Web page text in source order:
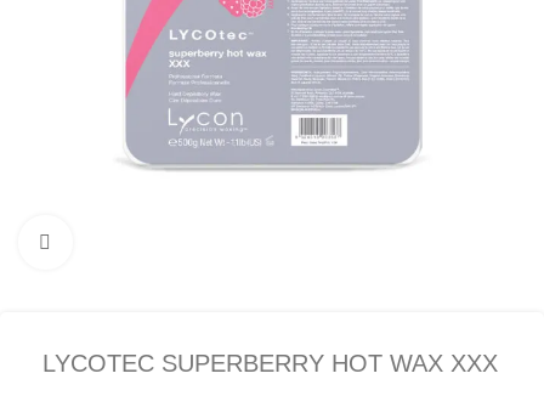
LYCOTEC SUPERBERRY HOT WAX XXX